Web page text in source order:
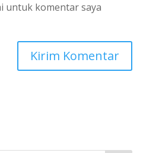
untuk komentar saya